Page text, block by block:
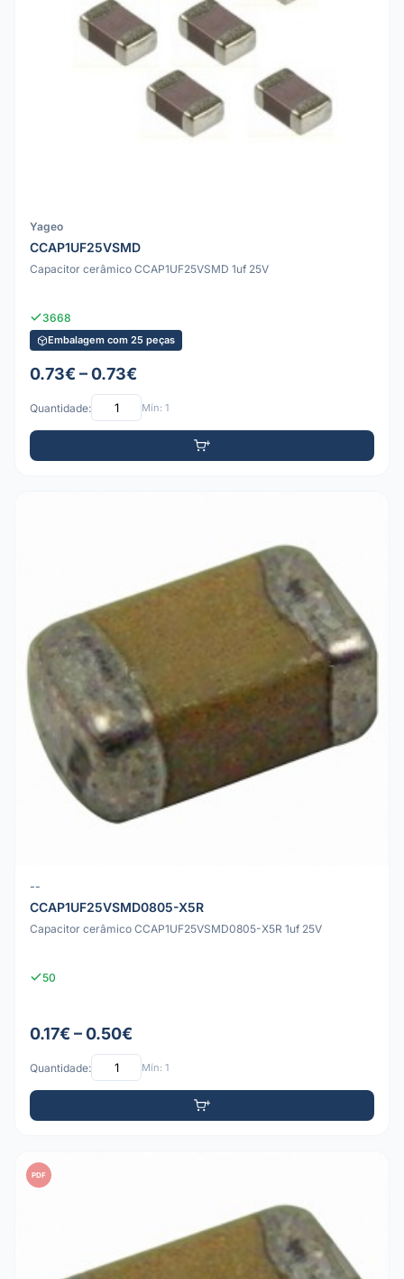
Yageo
CCAP1UF25VSMD
Capacitor cerâmico CCAP1UF25VSMD 1uf 25V
3668
Embalagem com 25 peças
0.73€ – 0.73€
Quantidade: Mín: 1
--
CCAP1UF25VSMD0805-X5R
Capacitor cerâmico CCAP1UF25VSMD0805-X5R 1uf 25V
50
0.17€ – 0.50€
Quantidade: Mín: 1
PDF